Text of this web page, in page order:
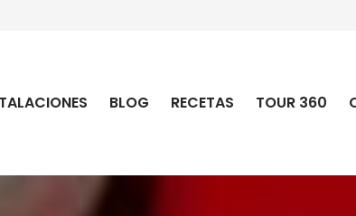
BLOG RECETAS TOUR 360